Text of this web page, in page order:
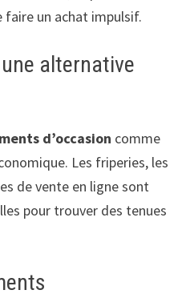
un achat impulsif.
alternative
d’occasion comme
Les friperies, les
de vente en ligne sont
pour trouver des tenues